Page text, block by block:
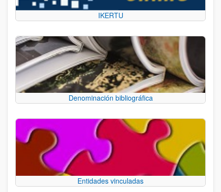
IKERTU
Denominación bibliográfica
Entidades vinculadas